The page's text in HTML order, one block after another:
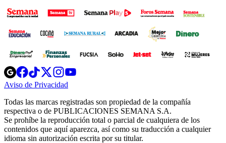
Opens
in
new
Opens
in
new
Opens
in
new
window
Opens
new
windowwindow
Aviso de Privacidad
new
window
Todas las marcas registradas son propiedad de la compañía
respectiva o de PUBLICACIONES SEMANA S.A.
Se prohíbe la reproducción total o parcial de cualquiera de los
contenidos que aquí aparezca, así como su traducción a cualquier
idioma sin autorización escrita por su titular.